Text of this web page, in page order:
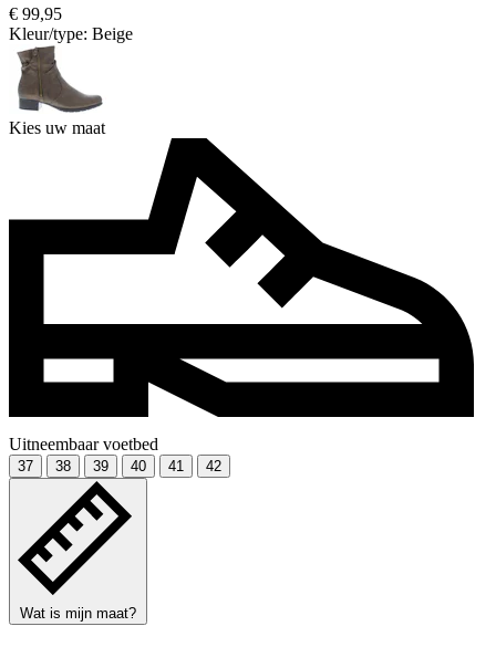
€ 99,95
Kleur/type: Beige
Kies uw maat
Uitneembaar voetbed
37 38 39 40 41 42
Wat is mijn maat?